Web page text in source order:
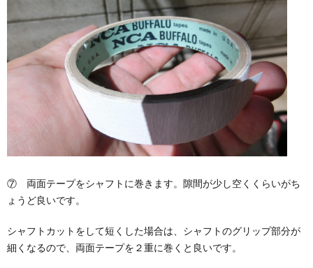
⑦ 両面テープをシャフトに巻きます。隙間が少し空くくらいがち
ょうど良いです。
シャフトカットをして短くした場合は、シャフトのグリップ部分が
細くなるので、両面テープを２重に巻くと良いです。